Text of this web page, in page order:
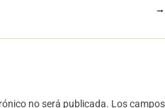
→
no será publicada. Los